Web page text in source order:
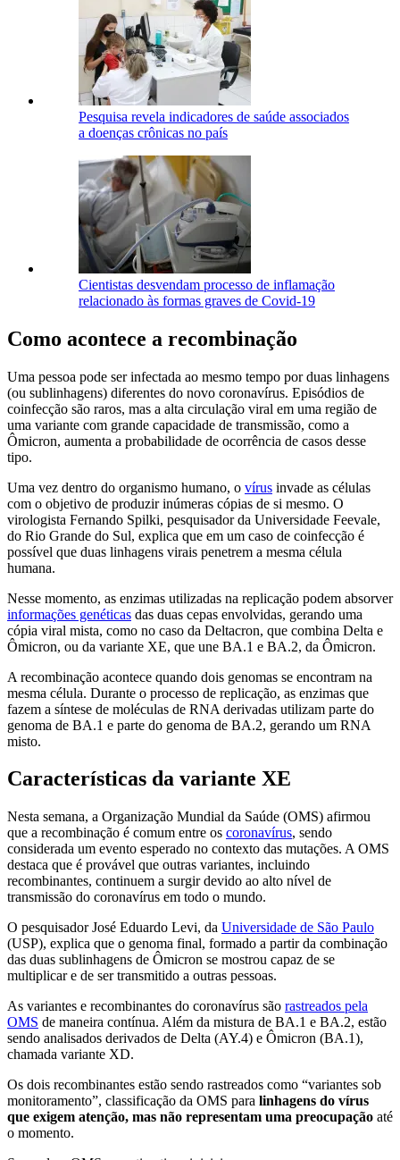
Pesquisa revela indicadores de saúde associados
a doenças crônicas no país
Cientistas desvendam processo de inflamação
relacionado às formas graves de Covid-19
Como acontece a recombinação
Uma pessoa pode ser infectada ao mesmo tempo por duas linhagens
(ou sublinhagens) diferentes do novo coronavírus. Episódios de
coinfecção são raros, mas a alta circulação viral em uma região de
uma variante com grande capacidade de transmissão, como a
Ômicron, aumenta a probabilidade de ocorrência de casos desse
tipo.
Uma vez dentro do organismo humano, o vírus invade as células
com o objetivo de produzir inúmeras cópias de si mesmo. O
virologista Fernando Spilki, pesquisador da Universidade Feevale,
do Rio Grande do Sul, explica que em um caso de coinfecção é
possível que duas linhagens virais penetrem a mesma célula
humana.
Nesse momento, as enzimas utilizadas na replicação podem absorver
informações genéticas das duas cepas envolvidas, gerando uma
cópia viral mista, como no caso da Deltacron, que combina Delta e
Ômicron, ou da variante XE, que une BA.1 e BA.2, da Ômicron.
A recombinação acontece quando dois genomas se encontram na
mesma célula. Durante o processo de replicação, as enzimas que
fazem a síntese de moléculas de RNA derivadas utilizam parte do
genoma de BA.1 e parte do genoma de BA.2, gerando um RNA
misto.
Características da variante XE
Nesta semana, a Organização Mundial da Saúde (OMS) afirmou
que a recombinação é comum entre os coronavírus, sendo
considerada um evento esperado no contexto das mutações. A OMS
destaca que é provável que outras variantes, incluindo
recombinantes, continuem a surgir devido ao alto nível de
transmissão do coronavírus em todo o mundo.
O pesquisador José Eduardo Levi, da Universidade de São Paulo
(USP), explica que o genoma final, formado a partir da combinação
das duas sublinhagens de Ômicron se mostrou capaz de se
multiplicar e de ser transmitido a outras pessoas.
As variantes e recombinantes do coronavírus são rastreados pela
OMS de maneira contínua. Além da mistura de BA.1 e BA.2, estão
sendo analisados derivados de Delta (AY.4) e Ômicron (BA.1),
chamada variante XD.
Os dois recombinantes estão sendo rastreados como “variantes sob
monitoramento”, classificação da OMS para linhagens do vírus
que exigem atenção, mas não representam uma preocupação até
o momento.